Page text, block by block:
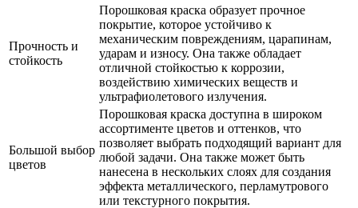
Прочность и
стойкость
Порошковая краска образует прочное
покрытие, которое устойчиво к
механическим повреждениям, царапинам,
ударам и износу. Она также обладает
отличной стойкостью к коррозии,
воздействию химических веществ и
ультрафиолетового излучения.
Большой выбор
цветов
Порошковая краска доступна в широком
ассортименте цветов и оттенков, что
позволяет выбрать подходящий вариант для
любой задачи. Она также может быть
нанесена в нескольких слоях для создания
эффекта металлического, перламутрового
или текстурного покрытия.